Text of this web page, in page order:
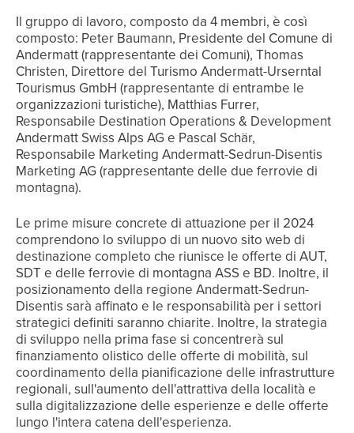
Il gruppo di lavoro, composto da 4 membri, è così
composto: Peter Baumann, Presidente del Comune di
Andermatt (rappresentante dei Comuni), Thomas
Christen, Direttore del Turismo Andermatt-Urserntal
Tourismus GmbH (rappresentante di entrambe le
organizzazioni turistiche), Matthias Furrer,
Responsabile Destination Operations & Development
Andermatt Swiss Alps AG e Pascal Schär,
Responsabile Marketing Andermatt-Sedrun-Disentis
Marketing AG (rappresentante delle due ferrovie di
montagna).
Le prime misure concrete di attuazione per il 2024
comprendono lo sviluppo di un nuovo sito web di
destinazione completo che riunisce le offerte di AUT,
SDT e delle ferrovie di montagna ASS e BD. Inoltre, il
posizionamento della regione Andermatt-Sedrun-
Disentis sarà affinato e le responsabilità per i settori
strategici definiti saranno chiarite. Inoltre, la strategia
di sviluppo nella prima fase si concentrerà sul
finanziamento olistico delle offerte di mobilità, sul
coordinamento della pianificazione delle infrastrutture
regionali, sull'aumento dell'attrattiva della località e
sulla digitalizzazione delle esperienze e delle offerte
lungo l'intera catena dell'esperienza.